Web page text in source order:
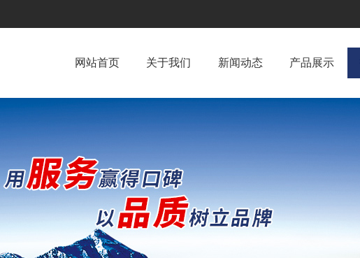
网站首页 关于我们 新闻动态 产品展示